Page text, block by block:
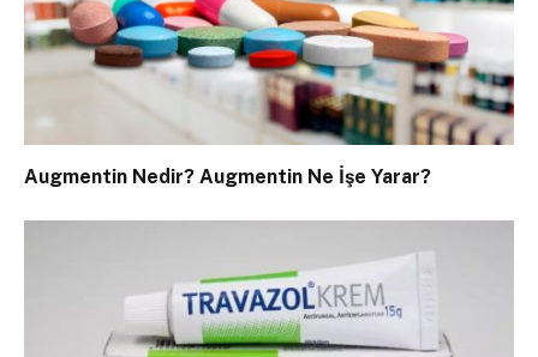
Augmentin Nedir? Augmentin Ne İşe Yarar?